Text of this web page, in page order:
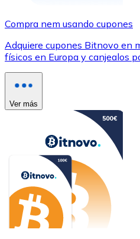
Compra nem usando cupones
Adquiere cupones Bitnovo en
físicos en Europa y canjealos
Ver más